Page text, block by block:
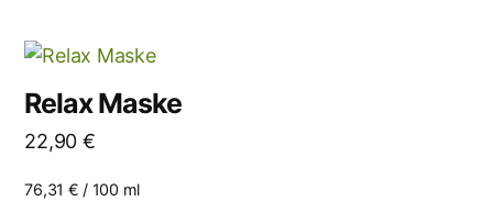
Relax Maske
22,90 €
76,31 € / 100 ml